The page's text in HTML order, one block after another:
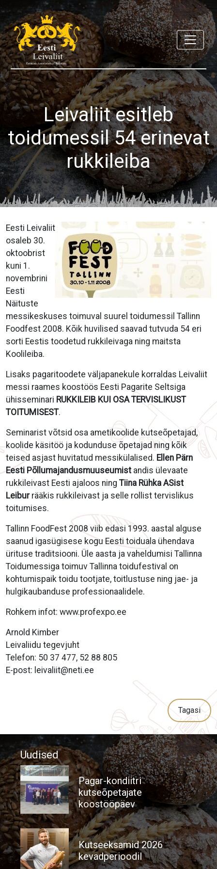
Leivaliit esitleb
toidumessil 54 erinevat
rukkileiba
Eesti Leivaliit
osaleb 30.
oktoobrist
kuni 1.
novembrini
Eesti
Näituste
messikeskuses toimuval suurel toidumessil Tallinn
Foodfest 2008. Kõik huvilised saavad tutvuda 54 eri
sorti Eestis toodetud rukkileivaga ning maitsta
Koolileiba.
Lisaks pagaritoodete väljapanekule korraldas Leivaliit
messi raames koostöös Eesti Pagarite Seltsiga
ühisseminari RUKKILEIB KUI OSA TERVISLIKUST
TOITUMISEST.
Seminarist võtsid osa ametikoolide kutseõpetajad,
koolide käsitöö ja kodunduse õpetajad ning kõik
teised asjast huvitatud messikülalised. Ellen Pärn
Eesti Põllumajandusmuuseumist andis ülevaate
rukkileivast Eesti ajaloos ning Tiina Rühka ASist
Leiburrääkis rukkileivast ja selle rollist tervislikus
toitumises.
Tallinn FoodFest 2008 viib edasi 1993. aastal alguse
saanud igasügisese kogu Eesti toiduala ühendava
ürituse traditsiooni. Üle aasta ja vaheldumisi Tallinna
Toidumessiga toimuv Tallinna toidufestival on
kohtumispaik toidu tootjate, toitlustuse ning jae- ja
hulgikaubanduse professionaalidele.
Rohkem infot: www.profexpo.ee
Arnold Kimber
Leivaliidu tegevjuht
Telefon: 50 37 477, 52 88 805
E-post: leivaliit@neti.ee
Tagasi
Uudised
Pagar-kondiitri
kutseõpetajate
koostööpäev
Kutseeksamid 2026
kevadperioodil